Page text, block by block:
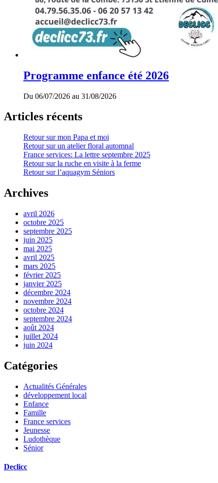
Programme enfance été 2026
Du 06/07/2026 au 31/08/2026
Articles récents
Retour sur mon Papa et moi
Retour sur un atelier floral automnal
France services: La lettre septembre 2025
Retour sur la ruche en visite à la ferme
Retour sur l’aquagym Séniors
Archives
avril 2026
octobre 2025
septembre 2025
juin 2025
mai 2025
avril 2025
mars 2025
février 2025
janvier 2025
décembre 2024
novembre 2024
octobre 2024
septembre 2024
août 2024
juillet 2024
juin 2024
Catégories
Actualités Générales
développement local
Enfance
Famille
France services
Jeunesse
Ludothèque
Sénior
Declicc